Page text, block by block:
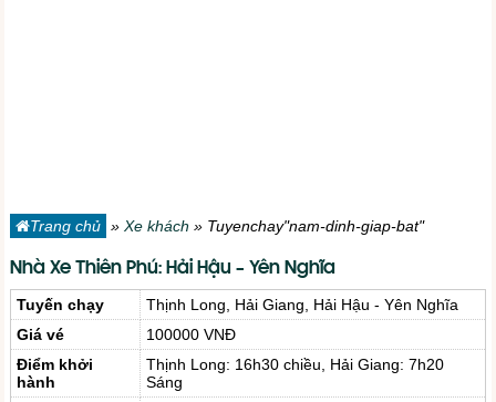
Trang chủ » Xe khách » Tuyenchay"nam-dinh-giap-bat"
Nhà Xe Thiên Phú: Hải Hậu – Yên Nghĩa
Tuyến chạy
Thịnh Long, Hải Giang, Hải Hậu - Yên Nghĩa
Giá vé
100000 VNĐ
Điểm khởi
hành
Thịnh Long: 16h30 chiều, Hải Giang: 7h20
Sáng